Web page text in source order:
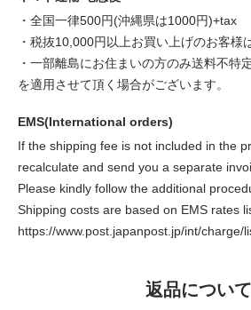
・全国一律500円(沖縄県は1000円)+tax
・税抜10,000円以上お買い上げのお客様
・一部離島にお住まいの方のみ送料不特
を適用させて頂く場合がございます。
EMS(International orders)
If the shipping fee is not included in the
recalculate and send you a separate
Please kindly follow the additional
Shipping costs are based on EMS rates
https://www.post.japanpost.jp/int/charge/
返品について